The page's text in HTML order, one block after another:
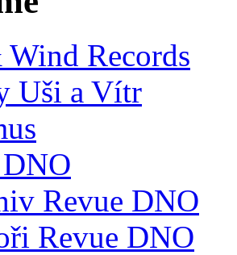
Wind Records
Uši a Vítr
Revue DNO
Revue DNO